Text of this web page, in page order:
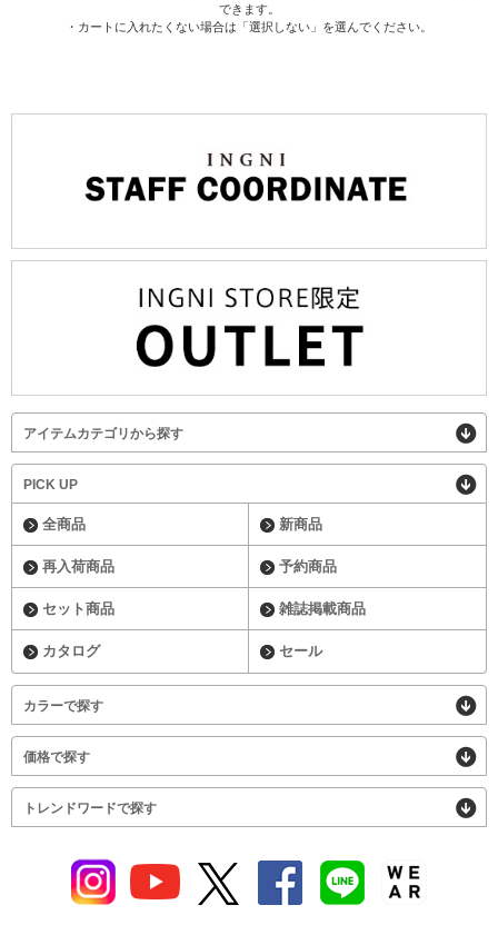
できます。
・カートに入れたくない場合は「選択しない」を選んでください。
アイテムカテゴリから探す
PICK UP
全商品 新商品
再入荷商品 予約商品
セット商品 雑誌掲載商品
カタログ セール
カラーで探す
価格で探す
トレンドワードで探す